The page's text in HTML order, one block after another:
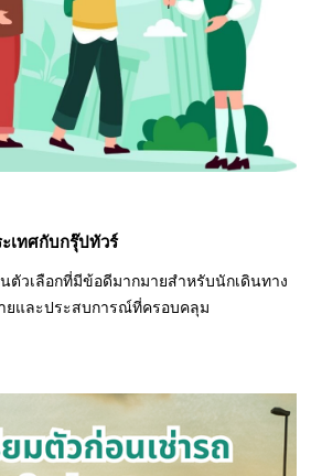
เทศกับกรุ๊ปทัวร์
ตัวเลือกที่มีข้อดีมากมายสำหรับนักเดินทาง
ยและประสบการณ์ที่ครอบคลุม